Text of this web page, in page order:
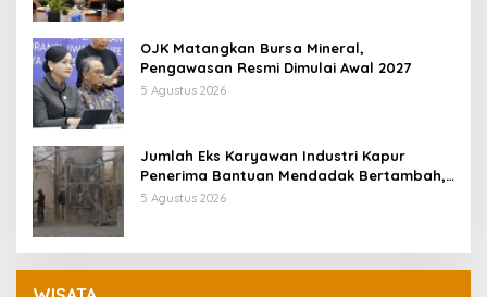
OJK Matangkan Bursa Mineral,
Pengawasan Resmi Dimulai Awal 2027
5 Agustus 2026
Jumlah Eks Karyawan Industri Kapur
Penerima Bantuan Mendadak Bertambah,
KDM: Kita Identifikasi
5 Agustus 2026